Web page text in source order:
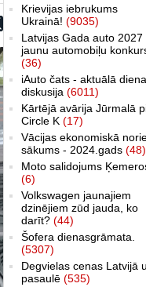
Krievijas iebrukums
Ukrainā! (9035)
Latvijas Gada auto 2027
jaunu automobiļu
(36)
iAuto čats - aktuālā
diskusija (6011)
Kārtējā avārija Jūrmalā
Circle K (17)
Vācijas ekonomiskā
sākums - 2024.gads (48)
Moto salidojums
(6)
Volkswagen jaunajiem
dzinējiem zūd jauda, ko
darīt? (44)
Šofera dienasgrāmata.
(5307)
Degvielas cenas Latvijā
pasaulē (535)